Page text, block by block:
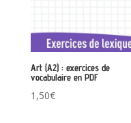
Art (A2) : exercices de
vocabulaire en PDF
1,50€